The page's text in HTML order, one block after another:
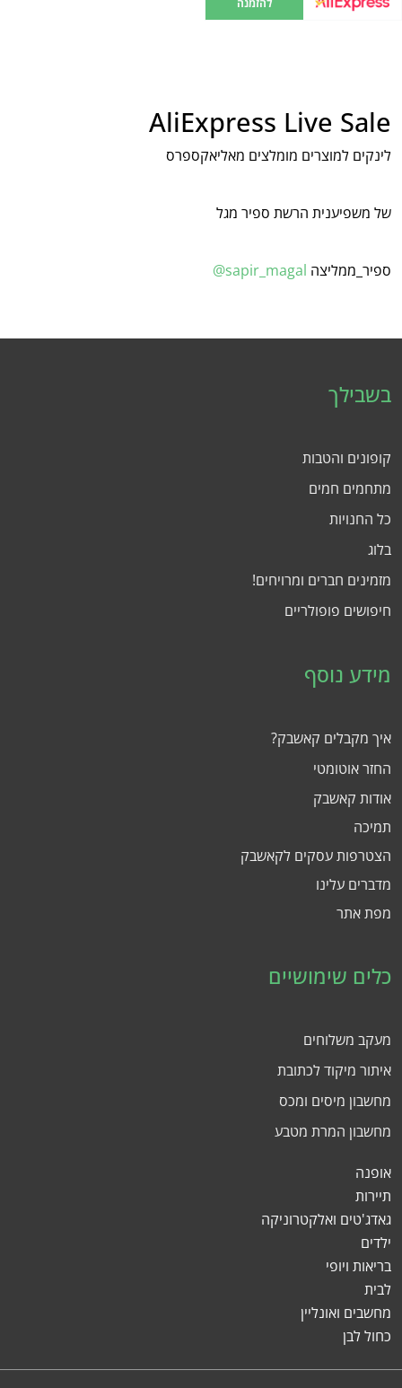
להזמנה
AliExpress Live Sale
לינקים למוצרים מומלצים מאליאקספרס
של משפיענית הרשת ספיר מגל
ספיר_ממליצה sapir_magal@
בשבילך
קופונים והטבות
מתחמים חמים
כל החנויות
בלוג
מזמינים חברים ומרויחים!
חיפושים פופולריים
מידע נוסף
איך מקבלים קאשבק?
החזר אוטומטי
אודות קאשבק
תמיכה
הצטרפות עסקים לקאשבק
מדברים עלינו
מפת אתר
כלים שימושיים
מעקב משלוחים
איתור מיקוד לכתובת
מחשבון מיסים ומכס
מחשבון המרת מטבע
אופנה
תיירות
גאדג'טים ואלקטרוניקה
ילדים
בריאות ויופי
לבית
מחשבים ואונליין
כחול לבן